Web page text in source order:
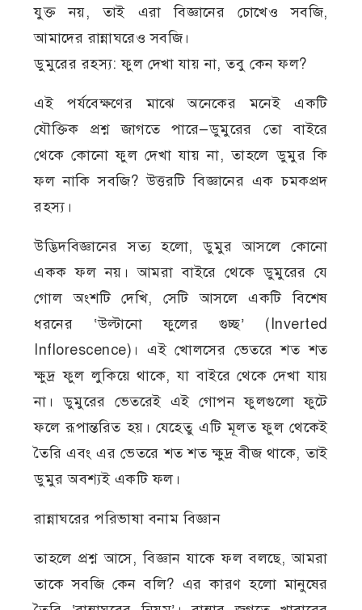
যুক্ত নয়, তাই এরা বিজ্ঞানের চোখেও সবজি,
আমাদের রান্নাঘরেও সবজি।
ডুমুরের রহস্য: ফুল দেখা যায় না, তবু কেন ফল?
এই পর্যবেক্ষণের মাঝে অনেকের মনেই একটি
যৌক্তিক প্রশ্ন জাগতে পারে—ডুমুরের তো বাইরে
থেকে কোনো ফুল দেখা যায় না, তাহলে ডুমুর কি
ফল নাকি সবজি? উত্তরটি বিজ্ঞানের এক চমকপ্রদ
রহস্য।
উদ্ভিদবিজ্ঞানের সত্য হলো, ডুমুর আসলে কোনো
একক ফল নয়। আমরা বাইরে থেকে ডুমুরের যে
গোল অংশটি দেখি, সেটি আসলে একটি বিশেষ
ধরনের ‘উল্টানো ফুলের গুচ্ছ’ (Inverted
Inflorescence)। এই খোলসের ভেতরে শত শত
ক্ষুদ্র ফুল লুকিয়ে থাকে, যা বাইরে থেকে দেখা যায়
না। ডুমুরের ভেতরেই এই গোপন ফুলগুলো ফুটে
ফলে রূপান্তরিত হয়। যেহেতু এটি মূলত ফুল থেকেই
তৈরি এবং এর ভেতরে শত শত ক্ষুদ্র বীজ থাকে, তাই
ডুমুর অবশ্যই একটি ফল।
রান্নাঘরের পরিভাষা বনাম বিজ্ঞান
তাহলে প্রশ্ন আসে, বিজ্ঞান যাকে ফল বলছে, আমরা
তাকে সবজি কেন বলি? এর কারণ হলো মানুষের